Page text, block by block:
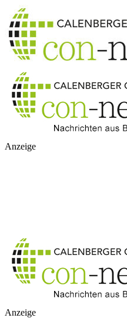
Anzeige
Anzeige